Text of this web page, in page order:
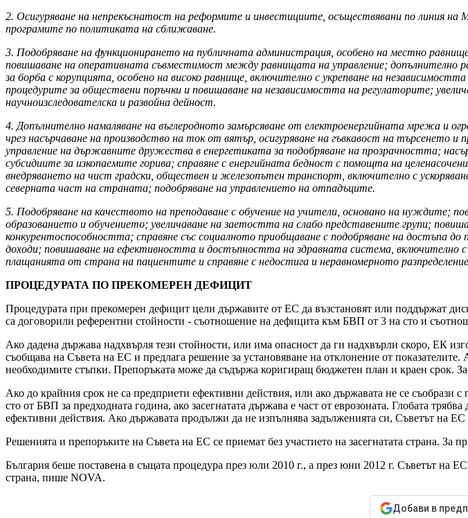
2. Осигуряване на непрекъснатост на реформите и инвестициите, осъществявани по линия на
програмите по политиката на сближаване.
3. Подобряване на функционирането на публичната администрация, особено на местно
повишаване на оперативната съвместимост между равнищата на управление;
за борба с корупцията, особено на високо равнище, включително с укрепване на
процедурите за обществени поръчки и повишаване на независимостта на регулаторите;
научноизследователска и развойна дейност.
4. Допълнително намаляване на въглеродното замърсяване от електроенергийната мрежа и
чрез насърчаване на производство на ток от вятър, осигуряване на гъвкавост на търсенето
управление на държавните дружества в енергетиката за подобряване на прозрачността;
субсидиите за изкопаемите горива; справяне с енергийната бедност с помощта на
внедряването на чист градски, обществен и железопътен транспорт, включително с
северната част на страната; подобряване на управлението на отпадъците.
5. Подобряване на качеството на преподаване с обучение на учители, основано на нуждите;
образованието и обучението; увеличаване на заетостта на слабо представените групи;
конкурентоспособността; справяне със социалното приобщаване с подобряване на достъпа
доходи; повишаване на ефективността и достъпността на здравната система, включително
плащанията от страна на пациентите и справяне с недостига и неравномерното
ПРОЦЕДУРАТА ПО ПРЕКОМЕРЕН ДЕФИЦИТ
Процедурата при прекомерен дефицит цели държавите от ЕС да възстановят или поддържат
са договорили референтни стойности - съотношение на дефицита към БВП от 3 на сто и
Ако дадена държава надхвърля тези стойности, или има опасност да ги надхвърли скоро, ЕК
съобщава на Съвета на ЕС и предлага решение за установяване на отклонение от
необходимите стъпки. Препоръката може да съдържа коригиращ бюджетен план и краен срок.
Ако до крайния срок не са предприети ефективни действия, или ако държавата не се
сто от БВП за предходната година, ако засегнатата държава е част от еврозоната. Глобата
ефективни действия. Ако държавата продължи да не изпълнява задълженията си, Съветът на
Решенията и препоръките на Съвета на ЕС се приемат без участието на засегнатата страна.
България беше поставена в същата процедура през юли 2010 г., а през юни 2012 г. Съветът на
страна, пише NOVA.
Добави в